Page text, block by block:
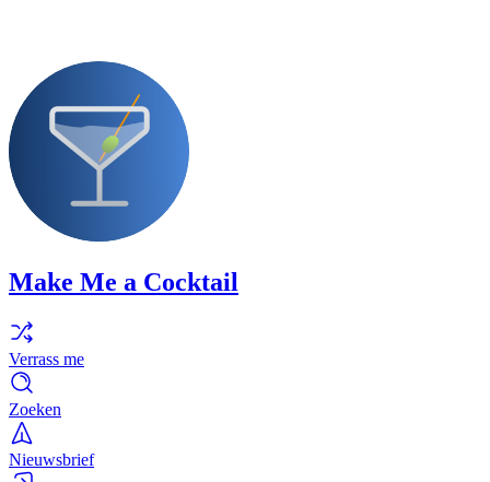
Make Me a Cocktail
Verrass me
Zoeken
Nieuwsbrief